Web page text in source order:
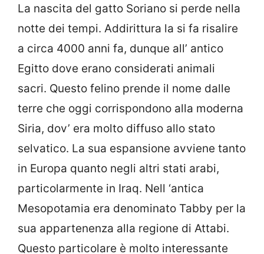
La nascita del gatto Soriano si perde nella
notte dei tempi. Addirittura la si fa risalire
a circa 4000 anni fa, dunque all’ antico
Egitto dove erano considerati animali
sacri. Questo felino prende il nome dalle
terre che oggi corrispondono alla moderna
Siria, dov’ era molto diffuso allo stato
selvatico. La sua espansione avviene tanto
in Europa quanto negli altri stati arabi,
particolarmente in Iraq. Nell ‘antica
Mesopotamia era denominato Tabby per la
sua appartenenza alla regione di Attabi.
Questo particolare è molto interessante